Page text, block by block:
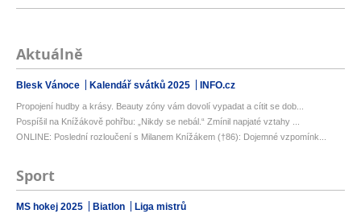
Aktuálně
Blesk Vánoce Kalendář svátků 2025 INFO.cz
Propojení hudby a krásy. Beauty zóny vám dovolí vypadat a cítit se dob...
Pospíšil na Knížákově pohřbu: „Nikdy se nebál.“ Zmínil napjaté vztahy ...
ONLINE: Poslední rozloučení s Milanem Knížákem (†86): Dojemné vzpomínk...
Sport
MS hokej 2025 Biatlon Liga mistrů